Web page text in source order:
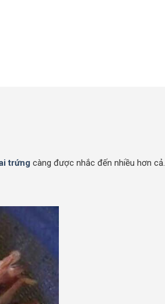
trứng càng được nhắc đến nhiều hơn cả.